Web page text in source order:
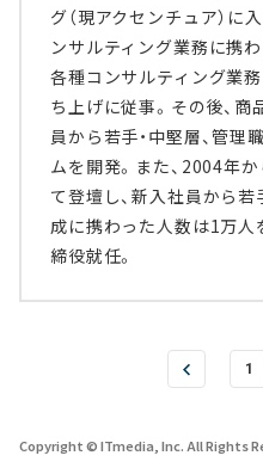
グ（現アクセンチュア）に
ンサルティング業務に携
各種コンサルティング業
ち上げに従事。その後、
員から若手・中堅層、管
ムを開発。また、2004年
て登壇し、新入社員から若
成に携わった人数は1万
締役就任。
1
Copyright © ITmedia, Inc. All Rights